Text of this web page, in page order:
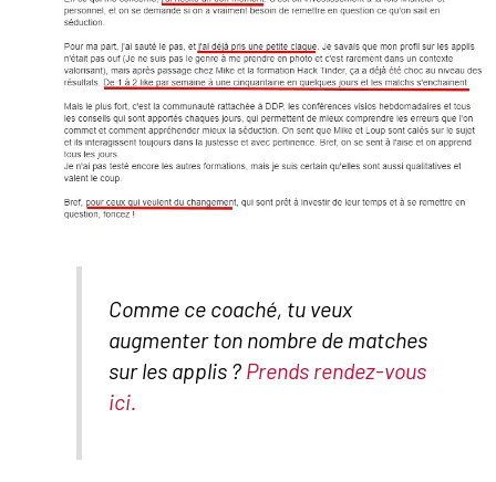
Comme ce coaché, tu veux
augmenter ton nombre de matches
sur les applis ? Prends rendez-vous
ici.